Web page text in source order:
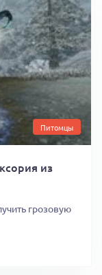
Питомцы
из
грозовую